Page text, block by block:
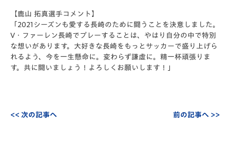
【鹿山 拓真選手コメント】
「2021シーズンも愛する長崎のために闘うことを決意しました。
V・ファーレン長崎でプレーすることは、やはり自分の中で特別
な想いがあります。大好きな長崎をもっとサッカーで盛り上げら
れるよう、今を一生懸命に。変わらず謙虚に。精一杯頑張りま
す。共に闘いましょう！よろしくお願いします！」
<< 次の記事へ 前の記事へ >>